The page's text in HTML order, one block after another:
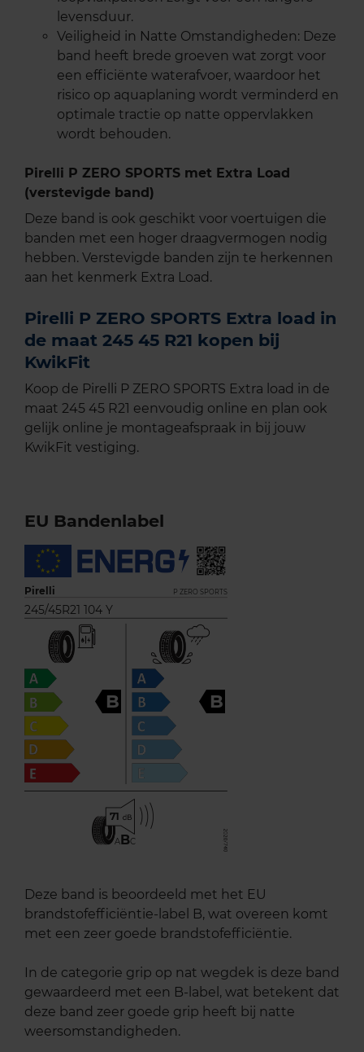
levensduur.
Veiligheid in Natte Omstandigheden: Deze
band heeft brede groeven wat zorgt voor
een efficiënte waterafvoer, waardoor het
risico op aquaplaning wordt verminderd en
optimale tractie op natte oppervlakken
wordt behouden.
Pirelli P ZERO SPORTS met Extra Load
(verstevigde band)
Deze band is ook geschikt voor voertuigen die
banden met een hoger draagvermogen nodig
hebben. Verstevigde banden zijn te herkennen
aan het kenmerk Extra Load.
Pirelli P ZERO SPORTS Extra load in
de maat 245 45 R21 kopen bij
KwikFit
Koop de Pirelli P ZERO SPORTS Extra load in de
maat 245 45 R21 eenvoudig online en plan ook
gelijk online je montageafspraak in bij jouw
KwikFit vestiging.
EU Bandenlabel
Pirelli P ZERO SPORTS
245/45R21 104 Y
B B
71
ABC
Deze band is beoordeeld met het EU
brandstofefficiëntie-label B, wat overeen komt
met een zeer goede brandstofefficiëntie.
In de categorie grip op nat wegdek is deze band
gewaardeerd met een B-label, wat betekent dat
deze band zeer goede grip heeft bij natte
weersomstandigheden.